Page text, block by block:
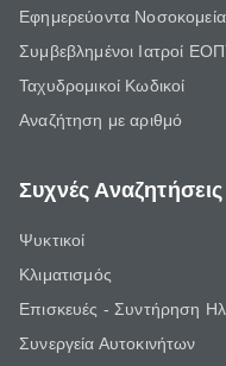
Εφημερεύοντα Νοσοκομεία
Συμβεβλημένοι Ιατροί
Ταχυδρομικοί Κωδικοί
Αναζήτηση με αριθμό
Συχνές Αναζητήσεις
Ψυκτικοί
Κλιματισμός
Επισκευές - Συντήρηση
Συνεργεία Αυτοκινήτων